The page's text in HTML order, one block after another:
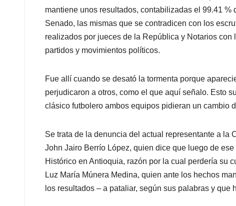
mantiene unos resultados, contabilizadas el 99.41
Senado, las mismas que se contradicen con los
realizados por jueces de la República y Notarios
partidos y movimientos políticos.
Fue allí cuando se desató la tormenta porque
perjudicaron a otros, como el que aquí señalo. Esto
clásico futbolero ambos equipos pidieran un cambio
Se trata de la denuncia del actual representante a la
John Jairo Berrío López, quien dice que luego de
Histórico en Antioquia, razón por la cual perdería su
Luz María Múnera Medina, quien ante los hechos
los resultados – a pataliar, según sus palabras y que